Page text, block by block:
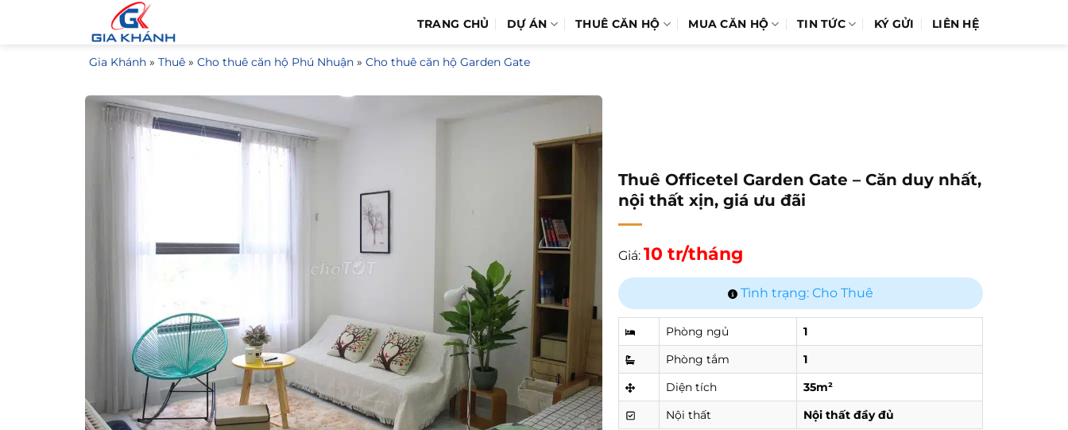
TRANG CHỦ DỰ ÁN THUÊ CĂN HỘ MUA CĂN HỘ TIN TỨC KÝ GỬI LIÊN HỆ
Gia Khánh » Thuê » Cho thuê căn hộ Phú Nhuận » Cho thuê căn hộ Garden Gate
Thuê Officetel Garden Gate – Căn duy nhất,
nội thất xịn, giá ưu đãi
Giá: 10 tr/tháng
Tình trạng: Cho Thuê
Phòng ngủ
1
Phòng tắm
1
Diện tích
35m²
Nội thất
Nội thất đầy đủ